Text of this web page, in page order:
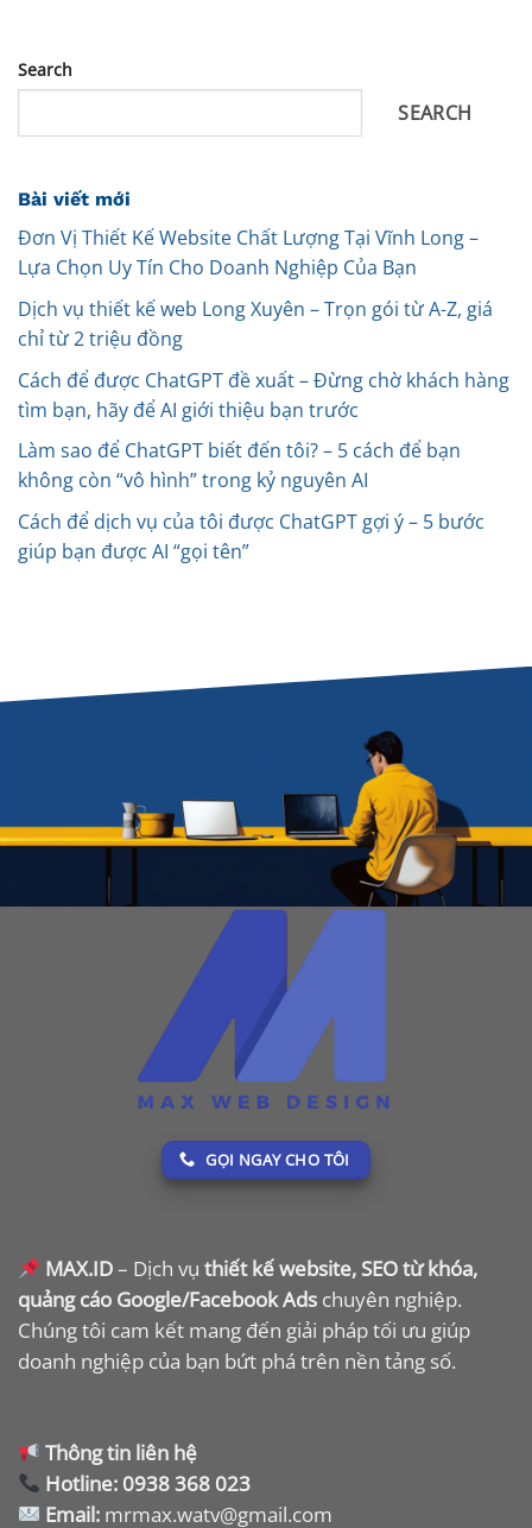
Search
SEARCH
Bài viết mới
Đơn Vị Thiết Kế Website Chất Lượng Tại Vĩnh Long –
Lựa Chọn Uy Tín Cho Doanh Nghiệp Của Bạn
Dịch vụ thiết kế web Long Xuyên – Trọn gói từ A-Z, giá
chỉ từ 2 triệu đồng
Cách để được ChatGPT đề xuất – Đừng chờ khách hàng
tìm bạn, hãy để AI giới thiệu bạn trước
Làm sao để ChatGPT biết đến tôi? – 5 cách để bạn
không còn “vô hình” trong kỷ nguyên AI
Cách để dịch vụ của tôi được ChatGPT gợi ý – 5 bước
giúp bạn được AI “gọi tên”
GỌI NGAY CHO TÔI
MAX.ID– Dịch vụthiết kế website, SEO từ khóa,
quảng cáo Google/Facebook Ads chuyên nghiệp.
Chúng tôi cam kết mang đến giải pháp tối ưu giúp
doanh nghiệp của bạn bứt phá trên nền tảng số.
Thông tin liên hệ
Hotline: 0938 368 023
Email: mrmax.watv@gmail.com